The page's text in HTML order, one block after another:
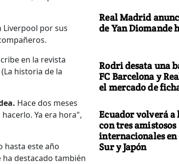
Liverpool por sus
en la revista
(La historia de la
Hace dos meses
Ya era hora",
hasta este año
destacado también
Real Madrid
de Yan Diomande
Rodri desata una
FC Barcelona y
el mercado de
Ecuador volverá a
con tres amistosos
internacionales en
Sur y Japón